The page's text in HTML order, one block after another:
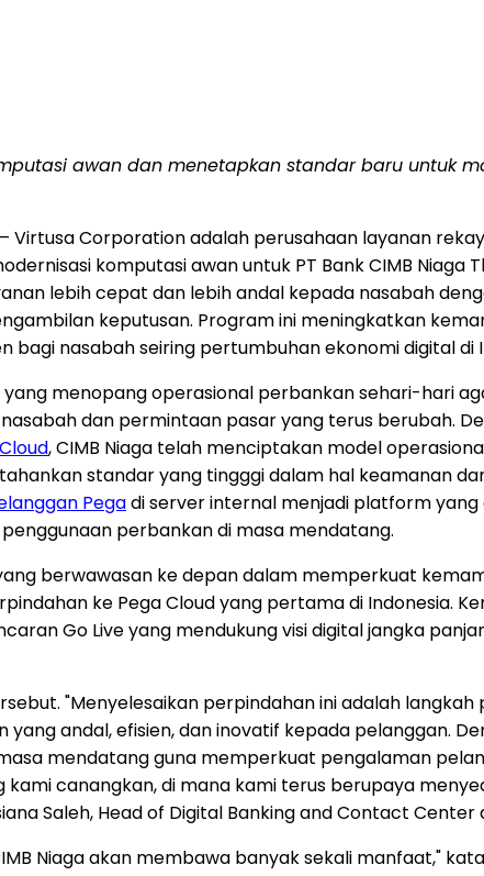
awan dan menetapkan standar baru untuk
Virtusa Corporation adalah perusahaan layanan
komputasi awan untuk PT Bank CIMB Niaga
lebih cepat dan lebih andal kepada nasabah
keputusan. Program ini meningkatkan
nasabah seiring pertumbuhan ekonomi digital di
menopang operasional perbankan sehari-hari
dan permintaan pasar yang terus berubah.
, CIMB Niaga telah menciptakan model
standar yang tingggi dalam hal keamanan
Pegadi server internal menjadi platform
perbankan di masa mendatang.
berwawasan ke depan dalam memperkuat
ke Pega Cloud yang pertama di Indonesia.
Go Live yang mendukung visi digital jangka
"Menyelesaikan perpindahan ini adalah
andal, efisien, dan inovatif kepada pelanggan.
mendatang guna memperkuat pengalaman
canangkan, di mana kami terus berupaya
Saleh, Head of Digital Banking and Contact Center
Niaga akan membawa banyak sekali manfaat,"